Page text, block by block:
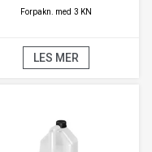
Forpakn. med 3 KN
LES MER